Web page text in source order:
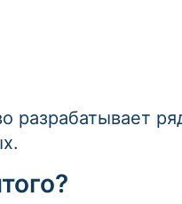
разрабатывает